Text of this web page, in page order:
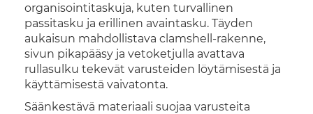
organisointitaskuja, kuten turvallinen
passitasku ja erillinen avaintasku. Täyden
aukaisun mahdollistava clamshell-rakenne,
sivun pikapääsy ja vetoketjulla avattava
rullasulku tekevät varusteiden löytämisestä ja
käyttämisestä vaivatonta.
Säänkestävä materiaali suojaa varusteita